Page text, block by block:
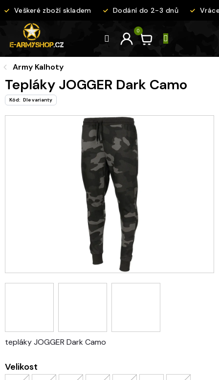
na
Veškeré zboží skladem Dodání do 2-3 dnů
Army Kalhoty
Tepláky JOGGER Dark Camo
Kód: Dle varianty
Velikost
tepláky JOGGER Dark Camo